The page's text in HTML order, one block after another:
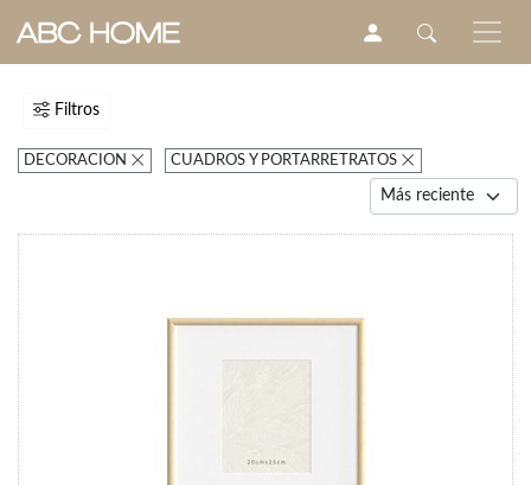
Filtros
DECORACION CUADROS Y PORTARRETRATOS